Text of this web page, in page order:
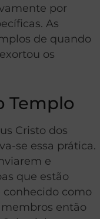
por
As
de quando
os
Templo
Cristo dos
se essa prática.
e
que estão
conhecido como
membros então